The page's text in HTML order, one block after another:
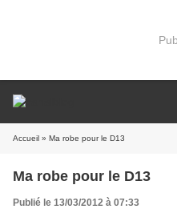
Accueil » Ma robe pour le D13
Ma robe pour le D13
Publié le 13/03/2012 à 07:33